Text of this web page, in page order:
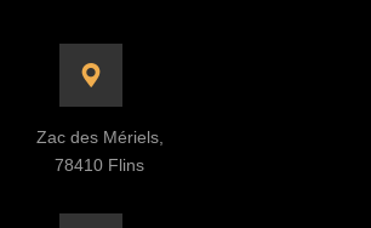
Zac des Mériels,
78410 Flins